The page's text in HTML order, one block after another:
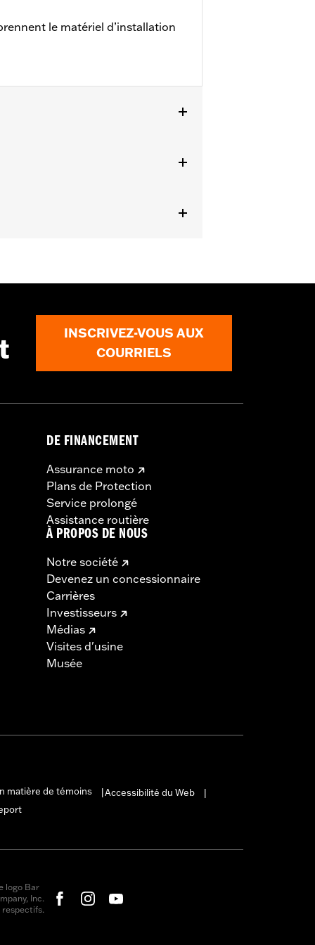
le matériel d’installation
et après FLTRXSTSE de 2024 et
INSCRIVEZ-VOUS AUX
COURRIELS
DE FINANCEMENT
Assurance moto
Plans de Protection
Service prolongé
Assistance routière
À PROPOS DE NOUS
Notre société
Devenez un concessionnaire
Carrières
Investisseurs
Médias
Visites d'usine
Musée
matière de témoins Accessibilité du Web
logo Bar
Inc.